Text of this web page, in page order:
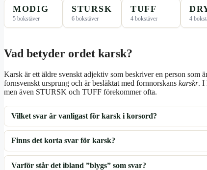
MODIG
5 bokstäver
STURSK
6 bokstäver
TUFF
4 bokstäver 4
Vad betyder ordet karsk?
Karsk är ett äldre svenskt adjektiv som beskriver en person som
fornsvenskt ursprung och är besläktat med fornnorskans karskr. I
men även STURSK och TUFF förekommer ofta.
Vilket svar är vanligast för karsk i korsord?
Finns det korta svar för karsk?
Varför står det ibland ”blygs” som svar?